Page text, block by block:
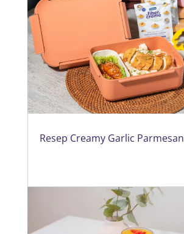
Resep Creamy Garlic Parmesan